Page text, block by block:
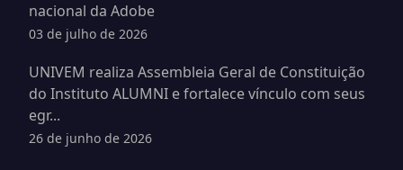
nacional da Adobe
03 de julho de 2026
UNIVEM realiza Assembleia Geral de Constituição
do Instituto ALUMNI e fortalece vínculo com seus
egr...
26 de junho de 2026